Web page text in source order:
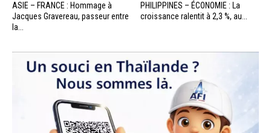
ASIE – FRANCE : Hommage à
Jacques Gravereau, passeur entre
la...
PHILIPPINES – ÉCONOMIE : La
croissance ralentit à 2,3 %, au...